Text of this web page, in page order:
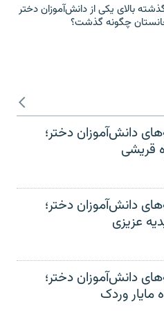
بالای یکی از دانش‌آموزان دختر
چگونه گذشت؟
دانش‌آموزان دختر؛
قریشی
دانش‌آموزان دختر؛
عزیزی
دانش‌آموزان دختر؛
مایار وردک